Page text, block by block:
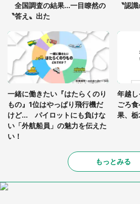
全国調査の結果...一目瞭然の
〝答え〟出た
〝認
一緒に働きたい『はたらくのり
もの』1位はやっぱり飛行機だ
けど... パイロットにも負けな
い「外航船員」の魅力を伝えた
い！
年越
ごろ
果、
もっとみる